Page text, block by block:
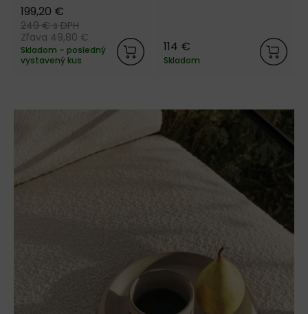
199,20 €
249 €s DPH
Zľava 49,80 €
Skladom – posledný
vystavený kus
114 €
Skladom